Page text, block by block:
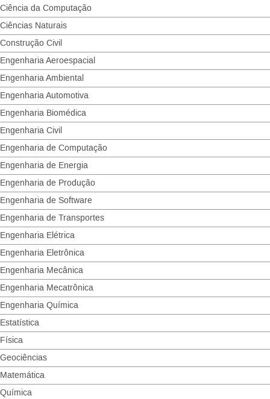
Ciência da Computação
Ciências Naturais
Construção Civil
Engenharia Aeroespacial
Engenharia Ambiental
Engenharia Automotiva
Engenharia Biomédica
Engenharia Civil
Engenharia de Computação
Engenharia de Energia
Engenharia de Produção
Engenharia de Software
Engenharia de Transportes
Engenharia Elétrica
Engenharia Eletrônica
Engenharia Mecânica
Engenharia Mecatrônica
Engenharia Química
Estatística
Física
Geociências
Matemática
Química